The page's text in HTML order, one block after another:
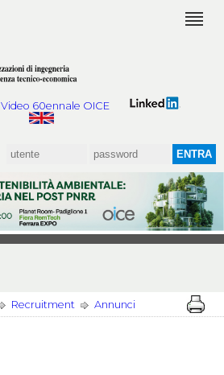
Video 60ennale OICE
Recruitment Annunci